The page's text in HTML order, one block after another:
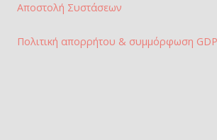
Αποστολή Συστάσεων
Πολιτική απορρήτου & συμμόρφωση